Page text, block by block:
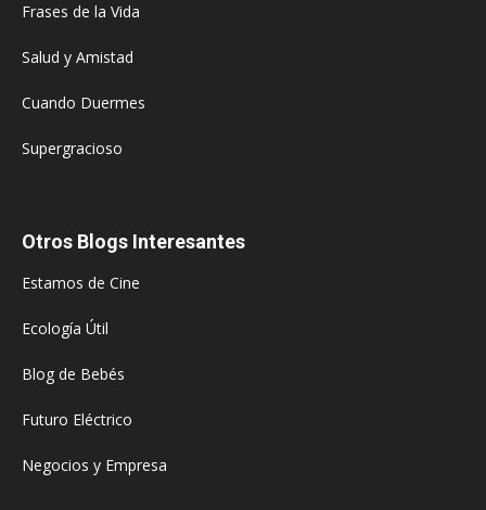
Frases de la Vida
Salud y Amistad
Cuando Duermes
Supergracioso
Otros Blogs Interesantes
Estamos de Cine
Ecología Útil
Blog de Bebés
Futuro Eléctrico
Negocios y Empresa